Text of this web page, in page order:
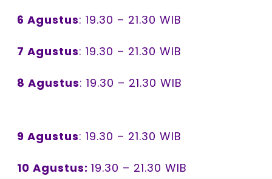
6 Agustus: 19.30 – 21.30 WIB
7 Agustus: 19.30 – 21.30 WIB
8 Agustus: 19.30 – 21.30 WIB
9 Agustus: 19.30 – 21.30 WIB
10 Agustus: 19.30 – 21.30 WIB